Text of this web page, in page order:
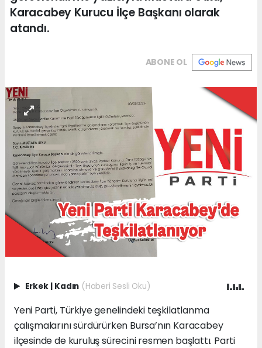
Karacabey Kurucu İlçe Başkanı olarak
atandı.
ABONE OL
Erkek | Kadın (Haberi Sesli Oku)
Yeni Parti, Türkiye genelindeki teşkilatlanma
çalışmalarını sürdürürken Bursa’nın Karacabey
ilçesinde de kuruluş sürecini resmen başlattı. Parti